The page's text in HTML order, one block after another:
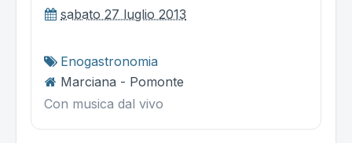
sabato 27 luglio 2013
Enogastronomia
Marciana - Pomonte
Con musica dal vivo